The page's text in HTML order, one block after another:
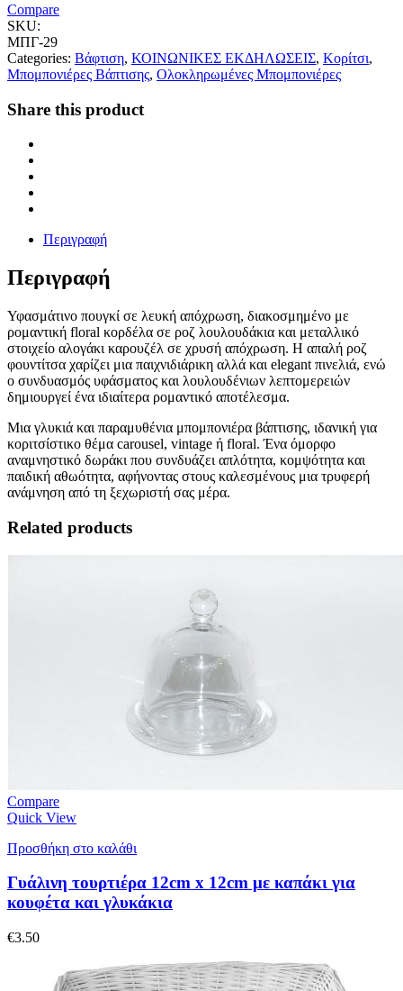
Compare
SKU:
ΜΠΓ-29
Categories: Βάφτιση, ΚΟΙΝΩΝΙΚΕΣ ΕΚΔΗΛΩΣΕΙΣ, Κορίτσι,
Μπομπονιέρες Βάπτισης, Ολοκληρωμένες Μπομπονιέρες
Share this product
Περιγραφή
Περιγραφή
Υφασμάτινο πουγκί σε λευκή απόχρωση, διακοσμημένο με
ρομαντική floral κορδέλα σε ροζ λουλουδάκια και μεταλλικό
στοιχείο αλογάκι καρουζέλ σε χρυσή απόχρωση. Η απαλή ροζ
φουντίτσα χαρίζει μια παιχνιδιάρικη αλλά και elegant πινελιά, ενώ
ο συνδυασμός υφάσματος και λουλουδένιων λεπτομερειών
δημιουργεί ένα ιδιαίτερα ρομαντικό αποτέλεσμα.
Μια γλυκιά και παραμυθένια μπομπονιέρα βάπτισης, ιδανική για
κοριτσίστικο θέμα carousel, vintage ή floral. Ένα όμορφο
αναμνηστικό δωράκι που συνδυάζει απλότητα, κομψότητα και
παιδική αθωότητα, αφήνοντας στους καλεσμένους μια τρυφερή
ανάμνηση από τη ξεχωριστή σας μέρα.
Related products
Compare
Quick View
Προσθήκη στο καλάθι
Γυάλινη τουρτιέρα 12cm x 12cm με καπάκι για
κουφέτα και γλυκάκια
€3.50